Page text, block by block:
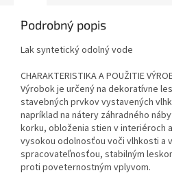
Podrobný popis
Lak syntetický odolný vode
CHARAKTERISTIKA A POUŽITIE
Výrobok je určený na dekoratívne
stavebných prvkov vystavených
napríklad na nátery záhradného
korku, obloženia stien v interiéroch
vysokou odolnosťou voči vlhkosti a
spracovateľnosťou, stabilným
proti poveternostným vplyvom.